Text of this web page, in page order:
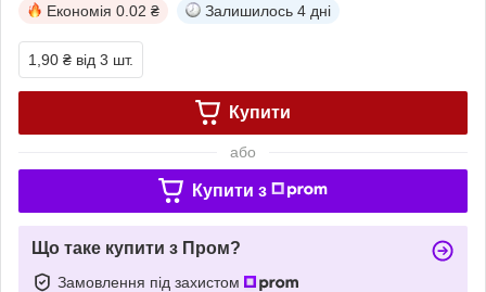
Економія 0.02 ₴ Залишилось 4 дні
1,90 ₴ від 3 шт.
Купити
або
Купити з
Що таке купити з Пром?
Замовлення під захистом